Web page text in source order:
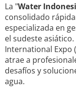
La "Water
consolidado
especializada en
el sudeste
International Expo
atrae a
desafíos y
agua.